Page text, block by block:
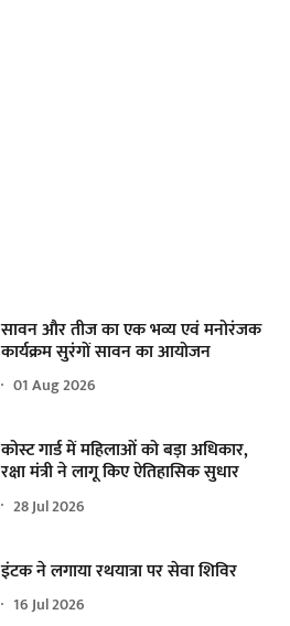
सावन और तीज का एक भव्य एवं मनोरंजक
कार्यक्रम सुरंगों सावन का आयोजन
01 Aug 2026
कोस्ट गार्ड में महिलाओं को बड़ा अधिकार,
रक्षा मंत्री ने लागू किए ऐतिहासिक सुधार
28 Jul 2026
इंटक ने लगाया रथयात्रा पर सेवा शिविर
16 Jul 2026